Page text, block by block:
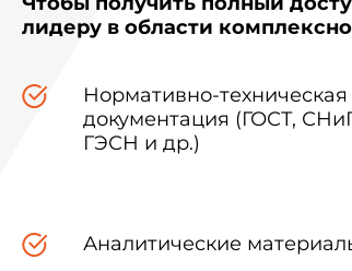
лидеру в области
Нормативно-техническая
документация (ГОСТ,
ГЭСН и др.)
Аналитические